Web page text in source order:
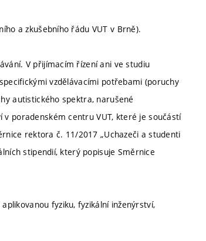
a zkušebního řádu VUT v Brně).
V přijímacím řízení ani ve studiu
vzdělávacími potřebami (poruchy
autistického spektra, narušené
poradenském centru VUT, které je součástí
rektora č. 11/2017 „Uchazeči a studenti
stipendií, který popisuje Směrnice
fyziku, fyzikální inženýrství,